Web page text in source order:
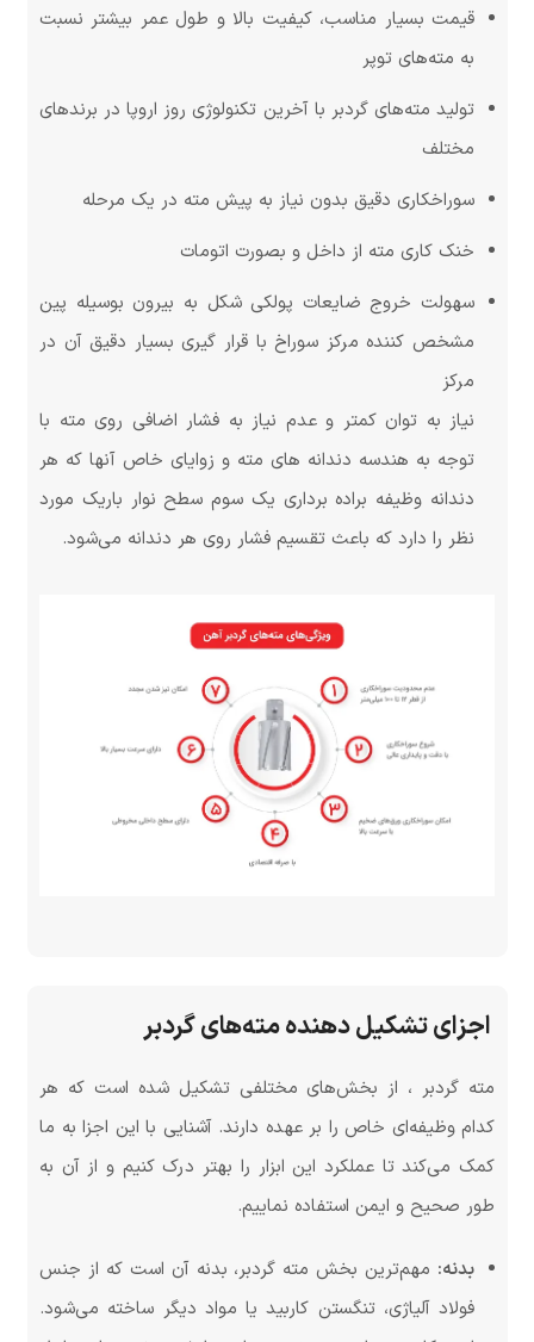
قیمت بسیار مناسب، کیفیت بالا و طول عمر بیشتر نسبت
به مته‌های توپر
تولید مته‌های گردبر با آخرین تکنولوژی روز اروپا در برندهای
مختلف
سوراخکاری دقیق بدون نیاز به پیش مته در یک مرحله
خنک کاری مته از داخل و بصورت اتومات
سهولت خروج ضایعات پولکی شکل به بیرون بوسیله پین
مشخص کننده مرکز سوراخ با قرار گیری بسیار دقیق آن در
مرکز
نیاز به توان کمتر و عدم نیاز به فشار اضافی روی مته با
توجه به هندسه دندانه های مته و زوایای خاص آنها که هر
دندانه وظیفه براده برداری یک سوم سطح نوار باریک مورد
نظر را دارد که باعث تقسیم فشار روی هر دندانه می‌شود.
اجزای تشکیل دهنده مته‌های گردبر
مته گردبر ، از بخش‌های مختلفی تشکیل شده است که هر
کدام وظیفه‌ای خاص را بر عهده دارند. آشنایی با این اجزا به ما
کمک می‌کند تا عملکرد این ابزار را بهتر درک کنیم و از آن به
طور صحیح و ایمن استفاده نماییم.
بدنه: مهم‌ترین بخش مته گردبر، بدنه آن است که از جنس
فولاد آلیاژی، تنگستن کاربید یا مواد دیگر ساخته می‌شود.